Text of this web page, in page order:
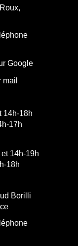
Google
14h-18h
17h
14h-19h
18h
Borilli